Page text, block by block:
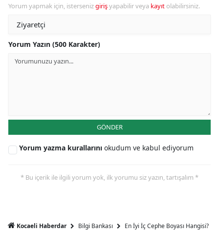
Yorum yapmak için, istersenizgirişyapabilir veya kayıt olabilirsiniz.
Yorum Yazın (500 Karakter)
GÖNDER
Yorum yazma kurallarını okudum ve kabul ediyorum
* Bu içerik ile ilgili yorum yok, ilk yorumu siz yazın, tartışalım *
Kocaeli Haberdar Bilgi Bankası En İyi İç Cephe Boyası Hangisi?